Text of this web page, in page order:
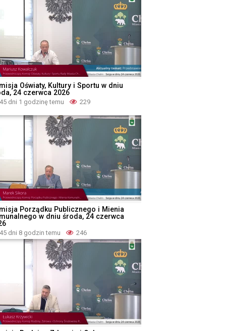
Oświaty, Kultury i Sportu w dniu
24 czerwca 2026
45 dni 1 godzinę temu 229
Porządku Publicznego i Mienia
w dniu środa, 24 czerwca
45 dni 8 godzin temu 246